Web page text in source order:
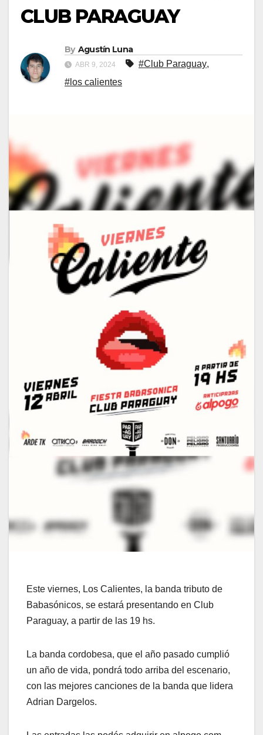
CLUB PARAGUAY
By Agustín Luna
ABR 9, 2024 #Club Paraguay,
#los calientes
Este viernes, Los Calientes, la banda tributo de
Babasónicos, se estará presentando en Club
Paraguay, a partir de las 19 hs.
La banda cordobesa, que el año pasado cumplió
un año de vida, pondrá todo arriba del escenario,
con las mejores canciones de la banda que lidera
Adrian Dargelos.